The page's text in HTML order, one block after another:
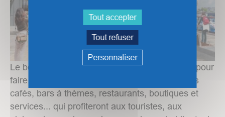
Le bord à quai profitera de son exposition sud pour
faire le plein d’animations et de loisirs avec des
cafés, bars à thèmes, restaurants, boutiques et
services... qui profiteront aux touristes, aux
Tout accepter
Tout refuser
Personnaliser